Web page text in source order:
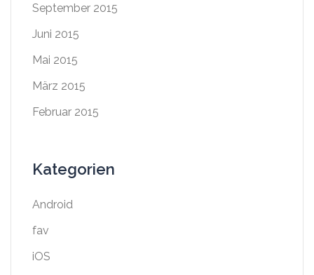
September 2015
Juni 2015
Mai 2015
März 2015
Februar 2015
Kategorien
Android
fav
iOS